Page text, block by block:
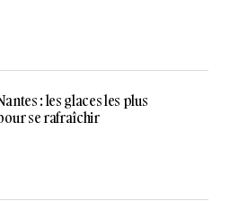
: les glaces les plus
se rafraîchir